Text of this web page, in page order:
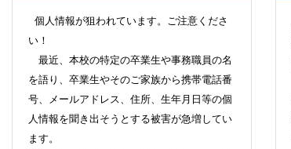
個人情報が狙われています。ご注意くださ
い！
最近、本校の特定の卒業生や事務職員の名
を語り、卒業生やそのご家族から携帯電話番
号、メールアドレス、住所、生年月日等の個
人情報を聞き出そうとする被害が急増してい
ます。